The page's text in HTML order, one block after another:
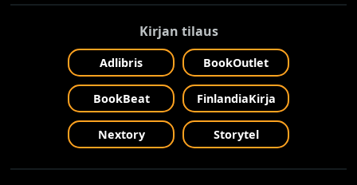
Kirjan tilaus
Adlibris BookOutlet
BookBeat FinlandiaKirja
Nextory Storytel